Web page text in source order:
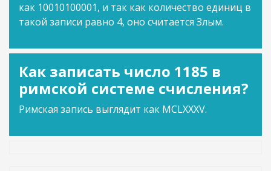
как 10010100001, и так как количество единиц в
такой записи равно 4, оно считается Злым.
Как записать число 1185 в
римской системе счисления?
Римская запись выглядит как MCLXXXV.